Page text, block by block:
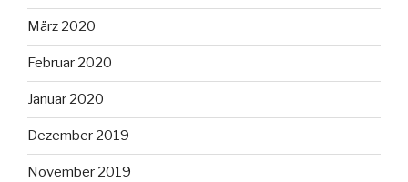
März 2020
Februar 2020
Januar 2020
Dezember 2019
November 2019